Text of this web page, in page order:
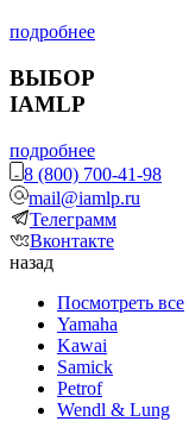
подробнее
ВЫБОР
IAMLP
подробнее
8 (800) 700-41-98
mail@iamlp.ru
Телеграмм
Вконтакте
назад
Посмотреть все
Yamaha
Kawai
Samick
Petrof
Wendl & Lung